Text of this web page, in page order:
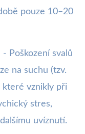
pouze 10–20
Poškození svalů
na suchu (tzv.
které vznikly při
stres,
uvíznutí.